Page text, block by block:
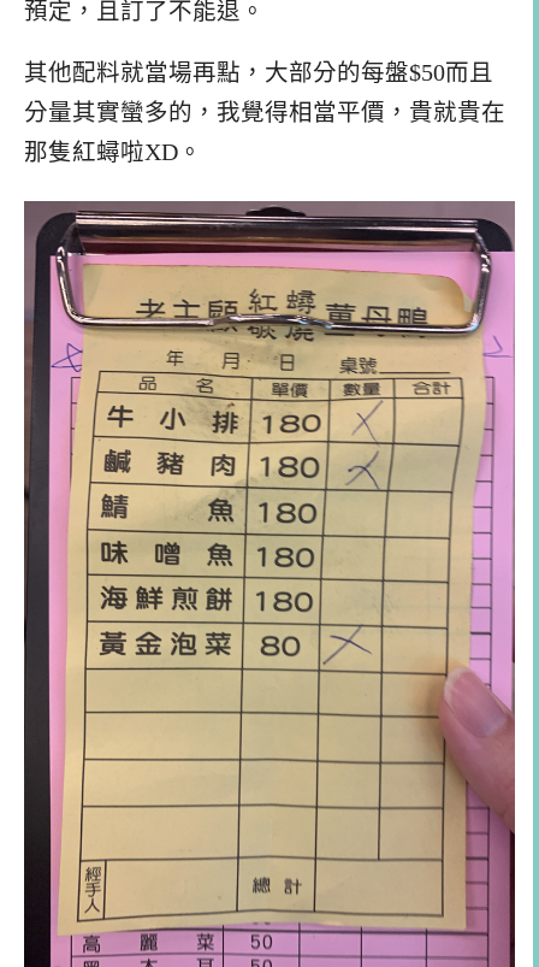
預定，且訂了不能退。
其他配料就當場再點，大部分的每盤$50而且
分量其實蠻多的，我覺得相當平價，貴就貴在
那隻紅蟳啦XD。